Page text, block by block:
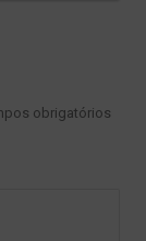
obrigatórios